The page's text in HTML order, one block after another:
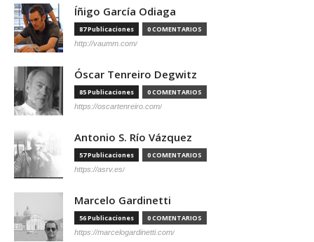
Íñigo García Odiaga
87 Publicaciones 0 COMENTARIOS
http://vaumm.com/
Óscar Tenreiro Degwitz
85 Publicaciones 0 COMENTARIOS
https://oscartenreiro.com/
Antonio S. Río Vázquez
57 Publicaciones 0 COMENTARIOS
https://asrv.es/
Marcelo Gardinetti
56 Publicaciones 0 COMENTARIOS
https://marcelogardinetti.com/